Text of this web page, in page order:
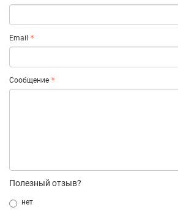
Email
Сообщение
Полезный отзыв?
нет